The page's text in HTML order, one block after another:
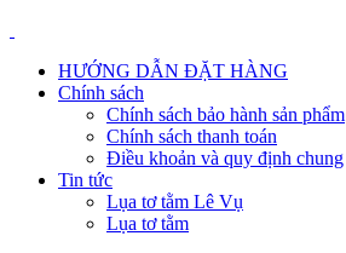
HƯỚNG DẪN ĐẶT HÀNG
Chính sách
Chính sách bảo hành sản phẩm
Chính sách thanh toán
Điều khoản và quy định chung
Tin tức
Lụa tơ tằm Lê Vụ
Lụa tơ tằm